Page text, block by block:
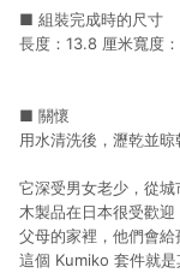
■ 組裝完成時的尺寸
長度：13.8 厘米寬度
■ 關懷
用水清洗後，瀝乾並晾
它深受男女老少，從城
木製品在日本很受歡
父母的家裡，他們會給
這個 Kumiko 套件就是